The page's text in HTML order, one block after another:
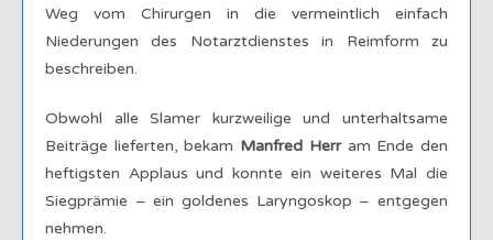
Weg vom Chirurgen in die vermeintlich einfach
Niederungen des Notarztdienstes in Reimform zu
beschreiben.
Obwohl alle Slamer kurzweilige und unterhaltsame
Beiträge lieferten, bekam Manfred Herram Ende den
heftigsten Applaus und konnte ein weiteres Mal die
Siegprämie – ein goldenes Laryngoskop – entgegen
nehmen.